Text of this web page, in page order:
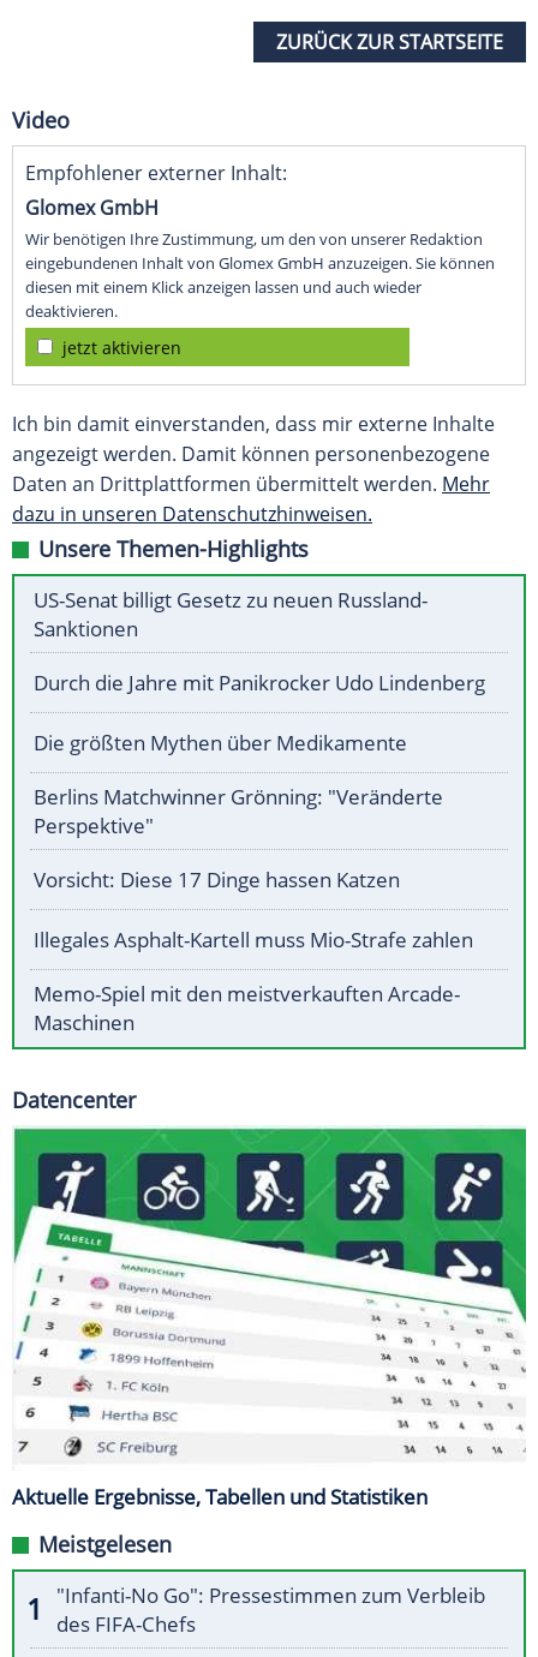
ZURÜCK ZUR STARTSEITE
Video
Empfohlener externer Inhalt:
Glomex GmbH
Wir benötigen Ihre Zustimmung, um den von unserer Redaktion
eingebundenen Inhalt von Glomex GmbH anzuzeigen. Sie können
diesen mit einem Klick anzeigen lassen und auch wieder
deaktivieren.
jetzt aktivieren
Ich bin damit einverstanden, dass mir externe Inhalte
angezeigt werden. Damit können personenbezogene
Daten an Drittplattformen übermittelt werden. Mehr
dazu in unseren Datenschutzhinweisen.
Unsere Themen-Highlights
US-Senat billigt Gesetz zu neuen Russland-
Sanktionen
Durch die Jahre mit Panikrocker Udo Lindenberg
Die größten Mythen über Medikamente
Berlins Matchwinner Grönning: "Veränderte
Perspektive"
Vorsicht: Diese 17 Dinge hassen Katzen
Illegales Asphalt-Kartell muss Mio-Strafe zahlen
Memo-Spiel mit den meistverkauften Arcade-
Maschinen
Datencenter
Aktuelle Ergebnisse, Tabellen und Statistiken
Meistgelesen
"Infanti-No Go": Pressestimmen zum Verbleib
des FIFA-Chefs